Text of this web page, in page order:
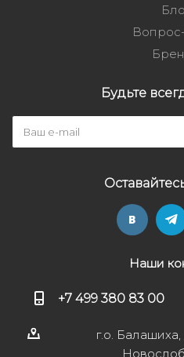
Будьте
Наши
+7 499 380 83 00
г.о.